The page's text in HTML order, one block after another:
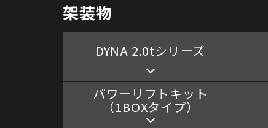
架装物
DYNA 2.0tシリーズ
パワーリフトキット
（1BOXタイプ）